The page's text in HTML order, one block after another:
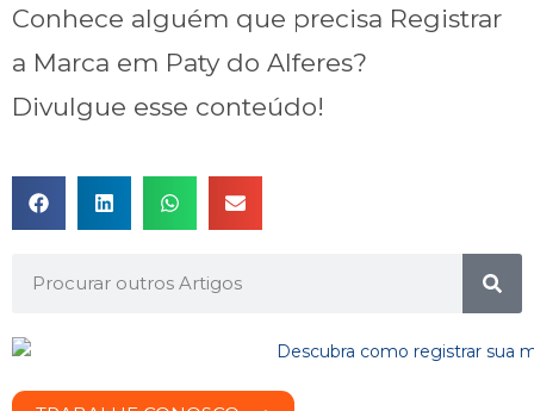
Conhece alguém que precisa Registrar
a Marca em Paty do Alferes?
Divulgue esse conteúdo!